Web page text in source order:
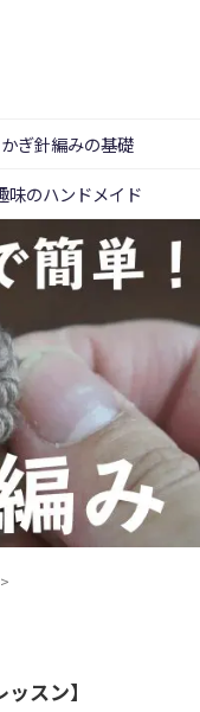
かぎ針編みの基礎
味のハンドメイド
>
スン】